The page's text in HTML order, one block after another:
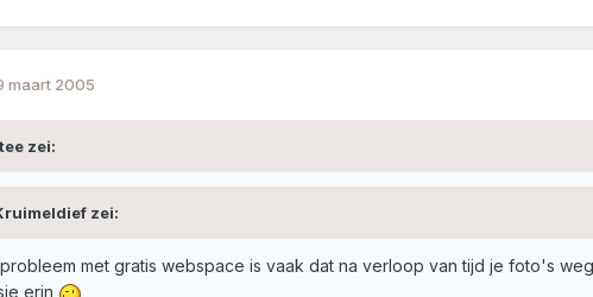
maart 2005
zei:
zei:
met gratis webspace is vaak dat na verloop van tijd je foto's
erin